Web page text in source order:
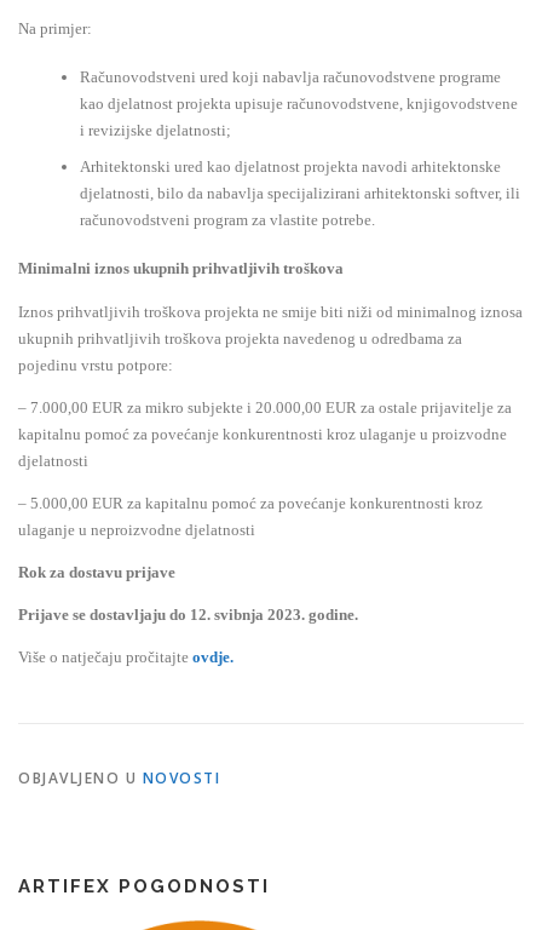
Na primjer:
Računovodstveni ured koji nabavlja računovodstvene programe
kao djelatnost projekta upisuje računovodstvene, knjigovodstvene
i revizijske djelatnosti;
Arhitektonski ured kao djelatnost projekta navodi arhitektonske
djelatnosti, bilo da nabavlja specijalizirani arhitektonski softver, ili
računovodstveni program za vlastite potrebe.
Minimalni iznos ukupnih prihvatljivih troškova
Iznos prihvatljivih troškova projekta ne smije biti niži od minimalnog iznosa
ukupnih prihvatljivih troškova projekta navedenog u odredbama za
pojedinu vrstu potpore:
– 7.000,00 EUR za mikro subjekte i 20.000,00 EUR za ostale prijavitelje za
kapitalnu pomoć za povećanje konkurentnosti kroz ulaganje u proizvodne
djelatnosti
– 5.000,00 EUR za kapitalnu pomoć za povećanje konkurentnosti kroz
ulaganje u neproizvodne djelatnosti
Rok za dostavu prijave
Prijave se dostavljaju do 12. svibnja 2023. godine.
Više o natječaju pročitajte ovdje.
OBJAVLJENO U NOVOSTI
ARTIFEX POGODNOSTI